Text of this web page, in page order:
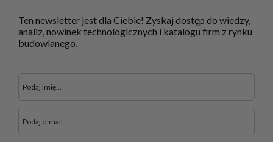
Ten newsletter jest dla Ciebie! Zyskaj dostęp do wiedzy,
analiz, nowinek technologicznych i katalogu firm z rynku
budowlanego.